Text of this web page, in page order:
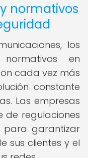
normativos
los
en
cada vez más
constante
Las empresas
de regulaciones
para garantizar
sus clientes y el